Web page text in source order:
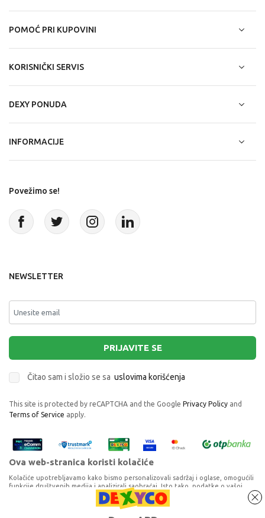
CUBICFUN PUZZLE NOTRE DAME DE PARIS
POMOĆ PRI KUPOVINI
KORISNIČKI SERVIS
DEXY PONUDA
INFORMACIJE
Povežimo se!
NEWSLETTER
PRIJAVITE SE
Čitao sam i složio se sa uslovima korišćenja
This site is protected by reCAPTCHA and the Google Privacy Policy and
Terms of Service apply.
Ova web-stranica koristi kolačiće
Kolačiće upotrebljavamo kako bismo personalizovali sadržaj i oglase, omogućili
funkcije društvenih medija i analizirali saobraćaj. Isto tako, podatke o vašoj
upotrebi naše web-lokacije delimo s partnerima za društvene medije,
oglašavanje i analizu, a oni ih mogu kombinovati s drugim podacima koje ste im
pružili ili koje su prikupili dok ste upotrebljavali njihove usluge. Nastavkom